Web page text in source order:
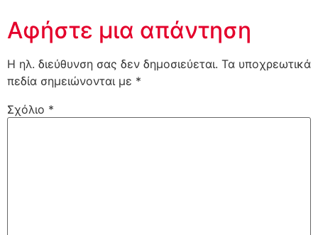
Αφήστε μια απάντηση
Η ηλ. διεύθυνση σας δεν δημοσιεύεται. Τα υποχρεωτικά
πεδία σημειώνονται με *
Σχόλιο *